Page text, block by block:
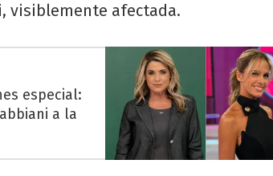
visiblemente afectada.
especial:
a la